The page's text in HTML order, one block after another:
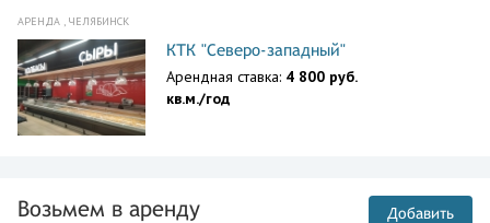
АРЕНДА , ЧЕЛЯБИНСК
КТК "Северо-западный"
Арендная ставка: 4 800 руб.
кв.м./год
Возьмем в аренду Добавить